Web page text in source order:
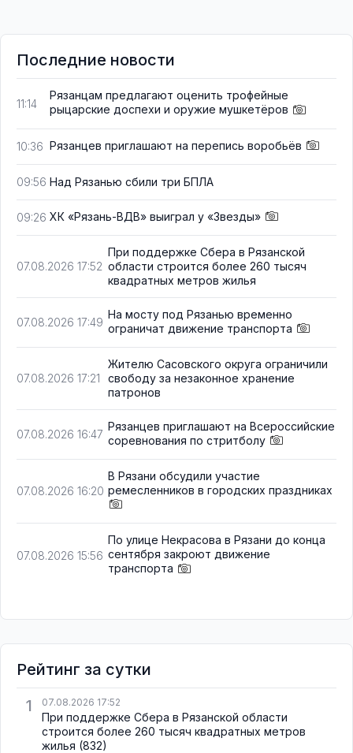
Последние новости
11:14
Рязанцам предлагают оценить трофейные
рыцарские доспехи и оружие мушкетёров
10:36 Рязанцев приглашают на перепись воробьёв
09:56 Над Рязанью сбили три БПЛА
09:26 ХК «Рязань-ВДВ» выиграл у «Звезды»
07.08.2026 17:52
При поддержке Сбера в Рязанской
области строится более 260 тысяч
квадратных метров жилья
07.08.2026 17:49
На мосту под Рязанью временно
ограничат движение транспорта
07.08.2026 17:21
Жителю Сасовского округа ограничили
свободу за незаконное хранение
патронов
07.08.2026 16:47
Рязанцев приглашают на Всероссийские
соревнования по стритболу
07.08.2026 16:20
В Рязани обсудили участие
ремесленников в городских праздниках
07.08.2026 15:56
По улице Некрасова в Рязани до конца
сентября закроют движение
транспорта
Рейтинг за сутки
1
07.08.2026 17:52
При поддержке Сбера в Рязанской области
строится более 260 тысяч квадратных метров
жилья (832)